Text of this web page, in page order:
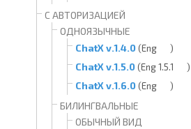
С АВТОРИЗАЦИЕЙ
ОДНОЯЗЫЧНЫЕ
ChatX v.1.4.0(Eng )
ChatX v.1.5.0(Eng 1.5.1 )
ChatX v.1.6.0(Eng )
БИЛИНГВАЛЬНЫЕ
ОБЫЧНЫЙ ВИД